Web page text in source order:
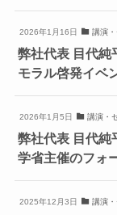
2026年1月16日 講演
弊社代表 目代純
モラル啓発イベ
2026年1月5日 講演・
弊社代表 目代純
学省主催のフォ
2025年12月3日 講演